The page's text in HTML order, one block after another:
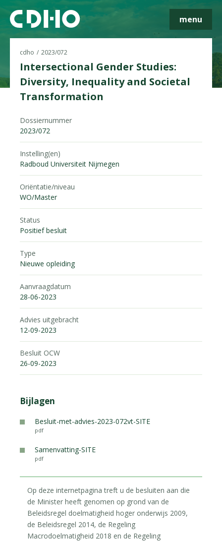
Skip navigatie
menu
cdho 2023/072
Intersectional Gender Studies:
Diversity, Inequality and Societal
Transformation
Dossiernummer
2023/072
Instelling(en)
Radboud Universiteit Nijmegen
Oriëntatie/niveau
WO/Master
Status
Positief besluit
Type
Nieuwe opleiding
Aanvraagdatum
28-06-2023
Advies uitgebracht
12-09-2023
Besluit OCW
26-09-2023
Bijlagen
Besluit-met-advies-2023-072vt-SITE
pdf
Samenvatting-SITE
pdf
Op deze internetpagina treft u de besluiten aan die
de Minister heeft genomen op grond van de
Beleidsregel doelmatigheid hoger onderwijs 2009,
de Beleidsregel 2014, de Regeling
Macrodoelmatigheid 2018 en de Regeling